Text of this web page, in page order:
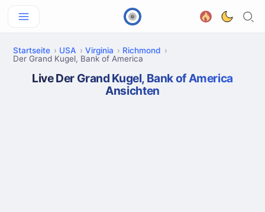
Startseite USA Virginia
Richmond
Der Grand Kugel, Bank of America
Live Der Grand Kugel, Bank of America
Ansichten